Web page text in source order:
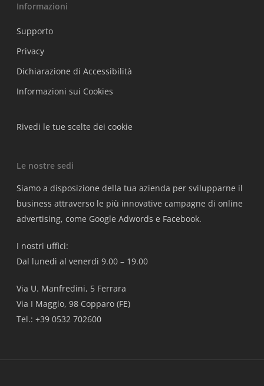
Informazioni
Supporto
Privacy
Dichiarazione di Accessibilità
Informazioni sui Cookies
Rivedi le tue scelte dei cookie
Le nostre sedi
Siamo a disposizione della tua azienda per svilupparne il
business attraverso le più innovative campagne di online
advertising, come Google Adwords e Facebook.
I nostri uffici:
Dal lunedì al venerdì 9.00 – 19.00
Via U. Manfredini, 5 Ferrara
Via I Maggio, 98 Copparo (FE)
Tel.: +39 0532 702600